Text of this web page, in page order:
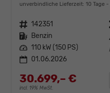
unverbindliche Lieferzeit: 10 Tage
Fahrzeugnr. 142351
Kraftstoff Benzin
Leistung 110 kW (150 PS)
01.06.2026
30.699,– €
incl. 19% MwSt.